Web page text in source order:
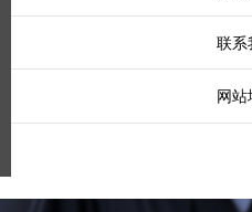
联系
网站